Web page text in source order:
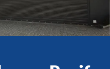
Acessórios Para Portas de
Enrolar
Pintura eletrostática